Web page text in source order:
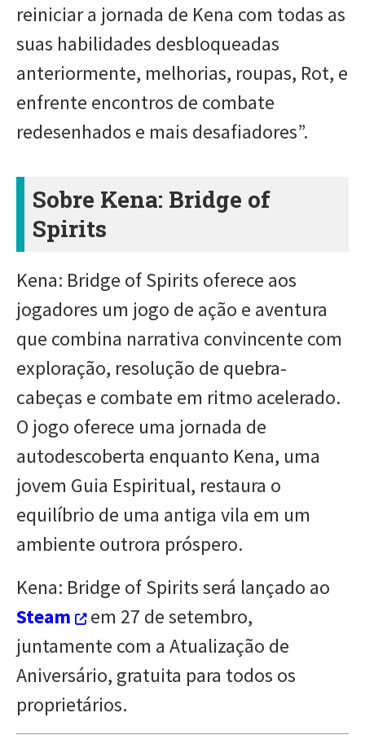
reiniciar a jornada de Kena com todas as
suas habilidades desbloqueadas
anteriormente, melhorias, roupas, Rot, e
enfrente encontros de combate
redesenhados e mais desafiadores”.
Sobre Kena: Bridge of
Spirits
Kena: Bridge of Spirits oferece aos
jogadores um jogo de ação e aventura
que combina narrativa convincente com
exploração, resolução de quebra-
cabeças e combate em ritmo acelerado.
O jogo oferece uma jornada de
autodescoberta enquanto Kena, uma
jovem Guia Espiritual, restaura o
equilíbrio de uma antiga vila em um
ambiente outrora próspero.
Kena: Bridge of Spirits será lançado ao
Steam
em 27 de setembro,
juntamente com a Atualização de
Aniversário, gratuita para todos os
proprietários.